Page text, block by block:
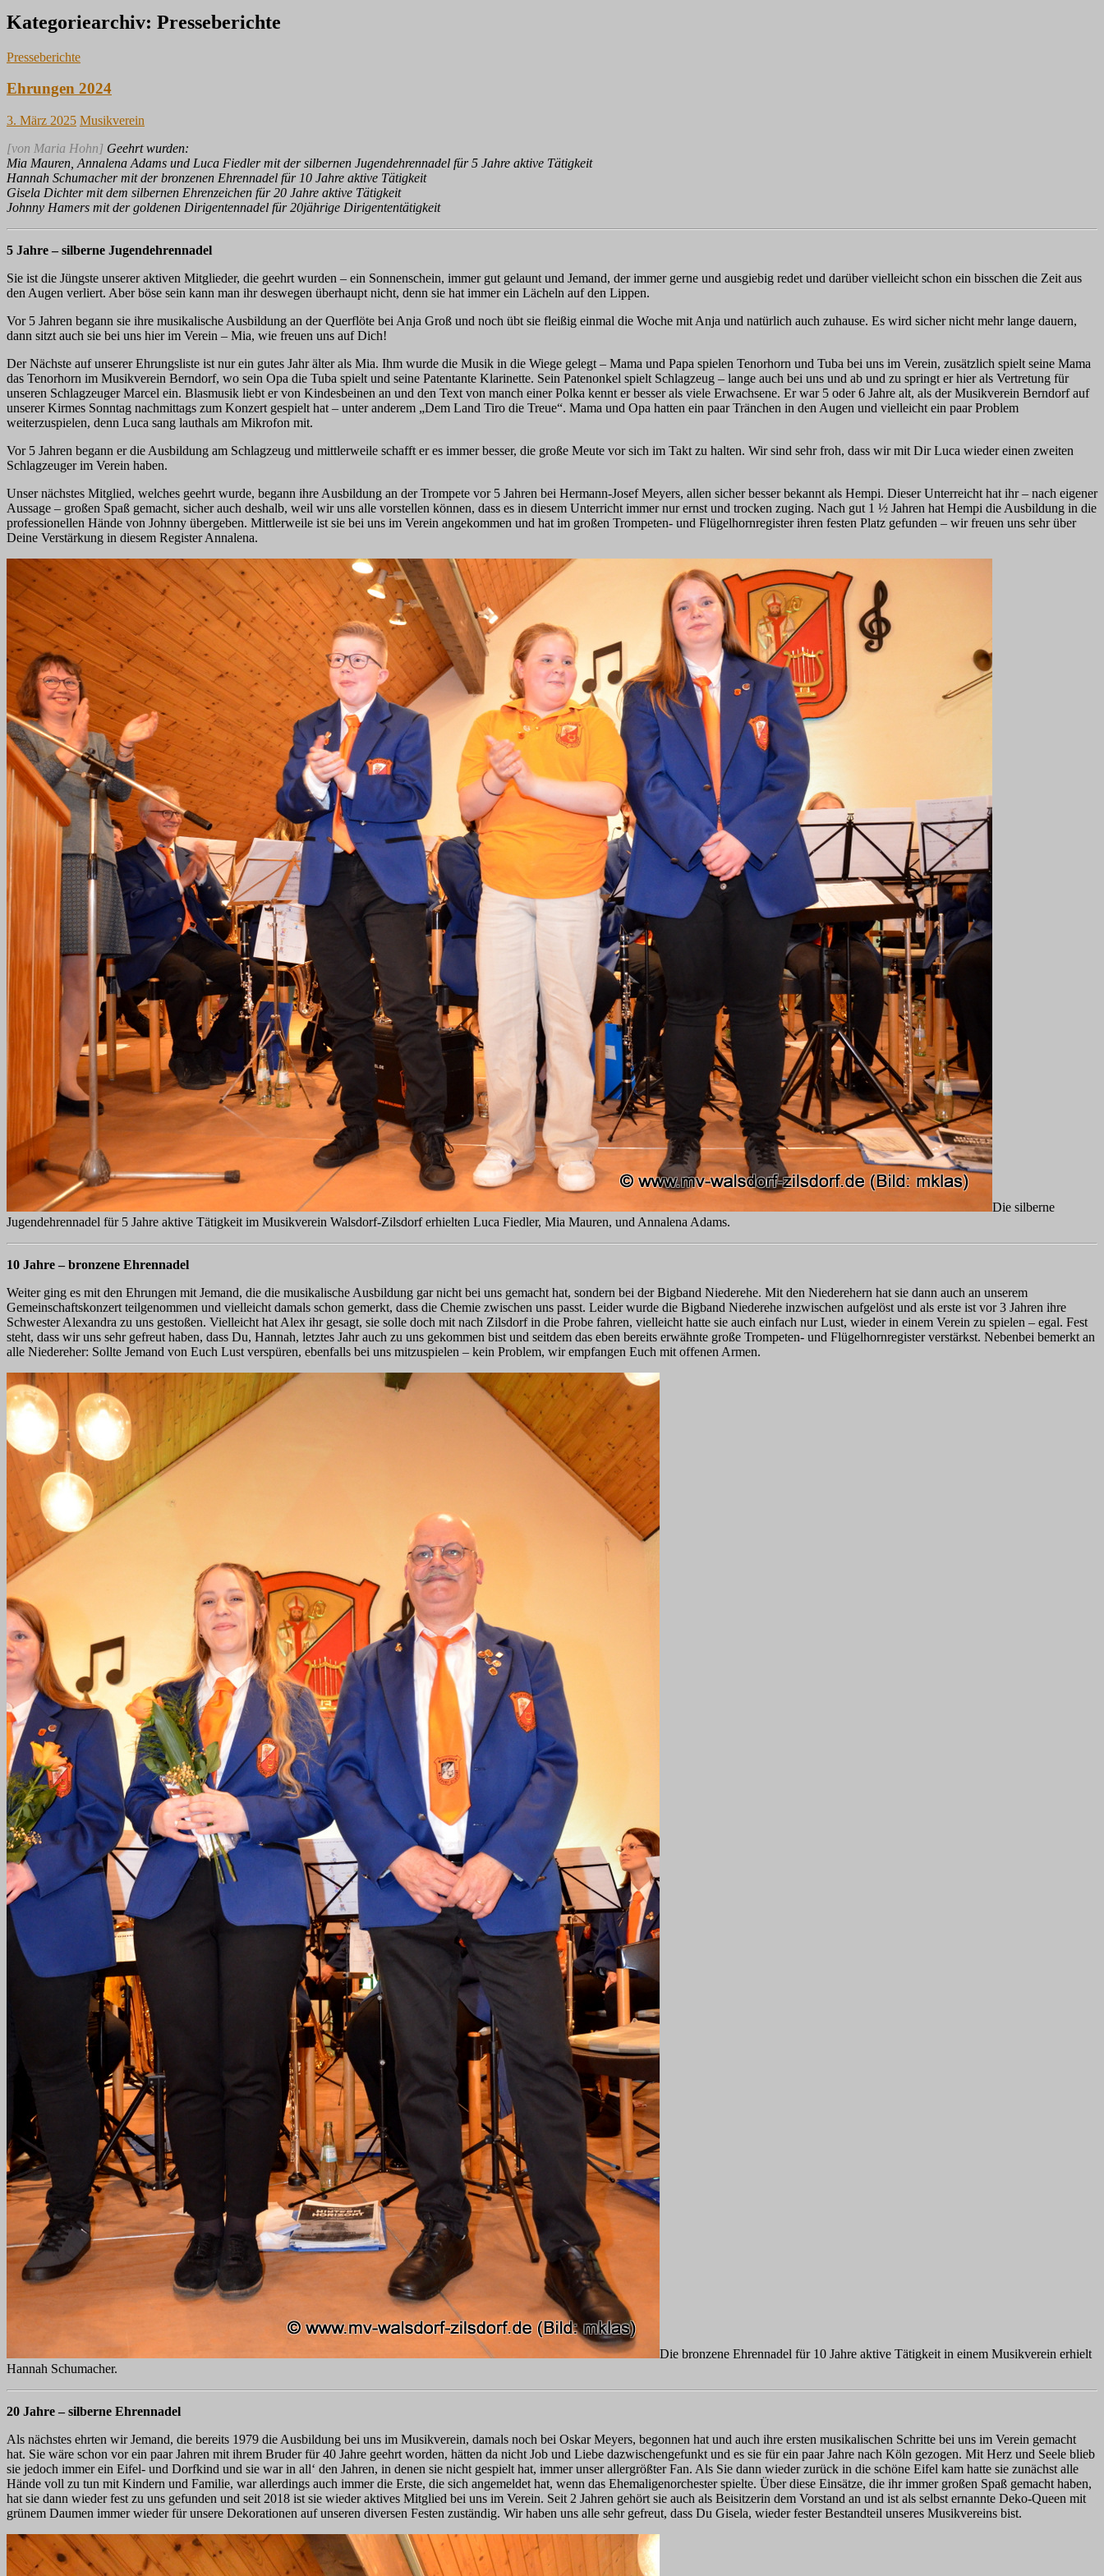
Kategoriearchiv: Presseberichte
Presseberichte
Ehrungen 2024
3. März 2025 Musikverein
[von Maria Hohn] Geehrt wurden:
Mia Mauren, Annalena Adams und Luca Fiedler mit der silbernen Jugendehrennadel für 5 Jahre aktive Tätigkeit
Hannah Schumacher mit der bronzenen Ehrennadel für 10 Jahre aktive Tätigkeit
Gisela Dichter mit dem silbernen Ehrenzeichen für 20 Jahre aktive Tätigkeit
Johnny Hamers mit der goldenen Dirigentennadel für 20jährige Dirigententätigkeit
5 Jahre – silberne Jugendehrennadel
Sie ist die Jüngste unserer aktiven Mitglieder, die geehrt wurden – ein Sonnenschein, immer gut gelaunt und Jemand, der immer gerne und ausgiebig redet und darüber vielleicht schon ein bisschen die Zeit aus
den Augen verliert. Aber böse sein kann man ihr deswegen überhaupt nicht, denn sie hat immer ein Lächeln auf den Lippen.
Vor 5 Jahren begann sie ihre musikalische Ausbildung an der Querflöte bei Anja Groß und noch übt sie fleißig einmal die Woche mit Anja und natürlich auch zuhause. Es wird sicher nicht mehr lange dauern,
dann sitzt auch sie bei uns hier im Verein – Mia, wie freuen uns auf Dich!
Der Nächste auf unserer Ehrungsliste ist nur ein gutes Jahr älter als Mia. Ihm wurde die Musik in die Wiege gelegt – Mama und Papa spielen Tenorhorn und Tuba bei uns im Verein, zusätzlich spielt seine Mama
das Tenorhorn im Musikverein Berndorf, wo sein Opa die Tuba spielt und seine Patentante Klarinette. Sein Patenonkel spielt Schlagzeug – lange auch bei uns und ab und zu springt er hier als Vertretung für
unseren Schlagzeuger Marcel ein. Blasmusik liebt er von Kindesbeinen an und den Text von manch einer Polka kennt er besser als viele Erwachsene. Er war 5 oder 6 Jahre alt, als der Musikverein Berndorf auf
unserer Kirmes Sonntag nachmittags zum Konzert gespielt hat – unter anderem „Dem Land Tiro die Treue“. Mama und Opa hatten ein paar Tränchen in den Augen und vielleicht ein paar Problem
weiterzuspielen, denn Luca sang lauthals am Mikrofon mit.
Vor 5 Jahren begann er die Ausbildung am Schlagzeug und mittlerweile schafft er es immer besser, die große Meute vor sich im Takt zu halten. Wir sind sehr froh, dass wir mit Dir Luca wieder einen zweiten
Schlagzeuger im Verein haben.
Unser nächstes Mitglied, welches geehrt wurde, begann ihre Ausbildung an der Trompete vor 5 Jahren bei Hermann-Josef Meyers, allen sicher besser bekannt als Hempi. Dieser Unterreicht hat ihr – nach eigener
Aussage – großen Spaß gemacht, sicher auch deshalb, weil wir uns alle vorstellen können, dass es in diesem Unterricht immer nur ernst und trocken zuging. Nach gut 1 ½ Jahren hat Hempi die Ausbildung in die
professionellen Hände von Johnny übergeben. Mittlerweile ist sie bei uns im Verein angekommen und hat im großen Trompeten- und Flügelhornregister ihren festen Platz gefunden – wir freuen uns sehr über
Deine Verstärkung in diesem Register Annalena.
Die silberne
Jugendehrennadel für 5 Jahre aktive Tätigkeit im Musikverein Walsdorf-Zilsdorf erhielten Luca Fiedler, Mia Mauren, und Annalena Adams.
10 Jahre – bronzene Ehrennadel
Weiter ging es mit den Ehrungen mit Jemand, die die musikalische Ausbildung gar nicht bei uns gemacht hat, sondern bei der Bigband Niederehe. Mit den Niederehern hat sie dann auch an unserem
Gemeinschaftskonzert teilgenommen und vielleicht damals schon gemerkt, dass die Chemie zwischen uns passt. Leider wurde die Bigband Niederehe inzwischen aufgelöst und als erste ist vor 3 Jahren ihre
Schwester Alexandra zu uns gestoßen. Vielleicht hat Alex ihr gesagt, sie solle doch mit nach Zilsdorf in die Probe fahren, vielleicht hatte sie auch einfach nur Lust, wieder in einem Verein zu spielen – egal. Fest
steht, dass wir uns sehr gefreut haben, dass Du, Hannah, letztes Jahr auch zu uns gekommen bist und seitdem das eben bereits erwähnte große Trompeten- und Flügelhornregister verstärkst. Nebenbei bemerkt an
alle Niedereher: Sollte Jemand von Euch Lust verspüren, ebenfalls bei uns mitzuspielen – kein Problem, wir empfangen Euch mit offenen Armen.
Die bronzene Ehrennadel für 10 Jahre aktive Tätigkeit in einem Musikverein erhielt
Hannah Schumacher.
20 Jahre – silberne Ehrennadel
Als nächstes ehrten wir Jemand, die bereits 1979 die Ausbildung bei uns im Musikverein, damals noch bei Oskar Meyers, begonnen hat und auch ihre ersten musikalischen Schritte bei uns im Verein gemacht
hat. Sie wäre schon vor ein paar Jahren mit ihrem Bruder für 40 Jahre geehrt worden, hätten da nicht Job und Liebe dazwischengefunkt und es sie für ein paar Jahre nach Köln gezogen. Mit Herz und Seele blieb
sie jedoch immer ein Eifel- und Dorfkind und sie war in all‘ den Jahren, in denen sie nicht gespielt hat, immer unser allergrößter Fan. Als Sie dann wieder zurück in die schöne Eifel kam hatte sie zunächst alle
Hände voll zu tun mit Kindern und Familie, war allerdings auch immer die Erste, die sich angemeldet hat, wenn das Ehemaligenorchester spielte. Über diese Einsätze, die ihr immer großen Spaß gemacht haben,
hat sie dann wieder fest zu uns gefunden und seit 2018 ist sie wieder aktives Mitglied bei uns im Verein. Seit 2 Jahren gehört sie auch als Beisitzerin dem Vorstand an und ist als selbst ernannte Deko-Queen mit
grünem Daumen immer wieder für unsere Dekorationen auf unseren diversen Festen zuständig. Wir haben uns alle sehr gefreut, dass Du Gisela, wieder fester Bestandteil unseres Musikvereins bist.